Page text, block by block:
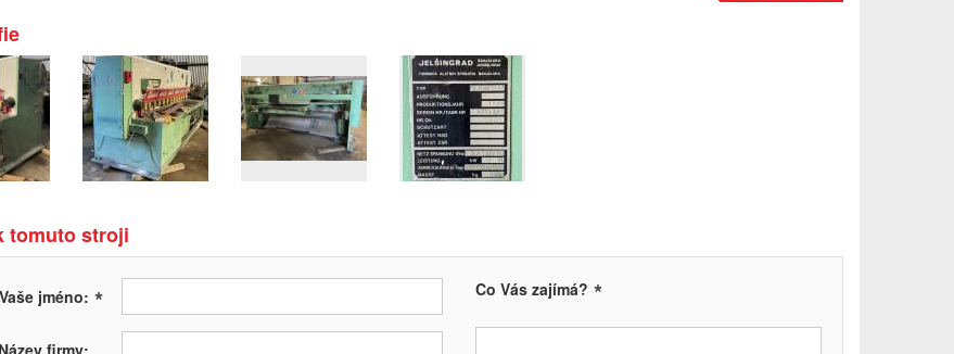
tomuto stroji
Co Vás zajímá? *
Vaše jméno: *
Název firmy: